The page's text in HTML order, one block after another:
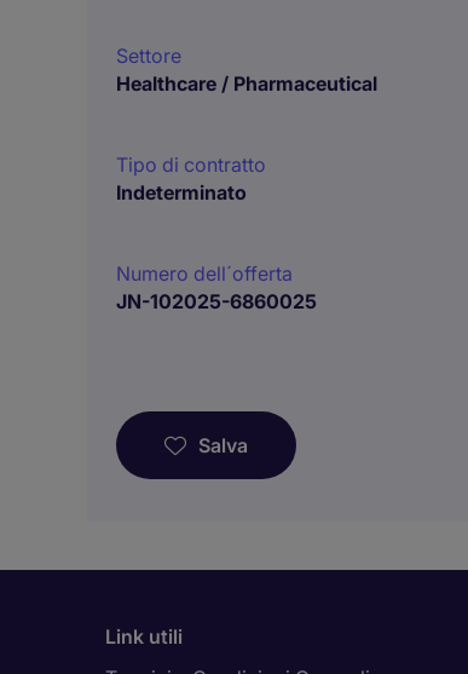
Settore
Healthcare / Pharmaceutical
Tipo di contratto
Indeterminato
Numero dell´offerta
JN-102025-6860025
Salva
Link utili